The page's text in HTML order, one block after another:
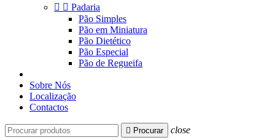
  Padaria
Pão Simples
Pão em Miniatura
Pão Dietético
Pão Especial
Pão de Regueifa
Sobre Nós
Localização
Contactos
 Procurar close